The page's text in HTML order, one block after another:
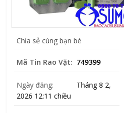
Chia sẻ cùng bạn bè
Mã Tin Rao Vặt: 749399
Ngày đăng:
Tháng 8 2,
2026 12:11 chiều